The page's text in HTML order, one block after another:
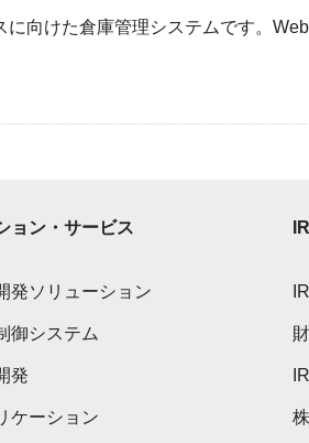
向けた倉庫管理システムです。
ョン・サービス
発ソリューション
御システム
発
ケーション